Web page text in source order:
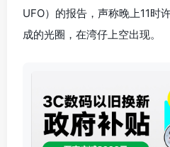
UFO）的报告，声称晚上11时
成的光圈，在湾仔上空出现。